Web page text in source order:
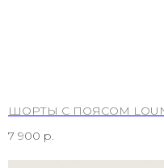
ШОРТЫ С ПОЯСОМ
7 900 р.